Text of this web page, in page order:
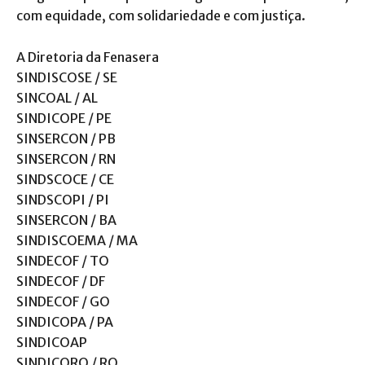
com equidade, com solidariedade e com justiça.
A Diretoria da Fenasera
SINDISCOSE / SE
SINCOAL / AL
SINDICOPE / PE
SINSERCON / PB
SINSERCON / RN
SINDSCOCE / CE
SINDSCOPI / PI
SINSERCON / BA
SINDISCOEMA / MA
SINDECOF / TO
SINDECOF / DF
SINDECOF / GO
SINDICOPA / PA
SINDICOAP